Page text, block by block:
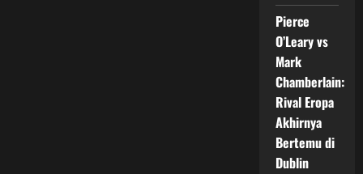
Pierce
O’Leary vs
Mark
Chamberlain:
Rival Eropa
Akhirnya
Bertemu di
Dublin